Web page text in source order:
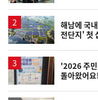
해남에 국
전단지' 첫
'2026 주민
돌아왔어요!